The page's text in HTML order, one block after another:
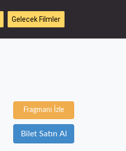
Gelecek Filmler
Fragmanı İzle
Bilet Satın Al